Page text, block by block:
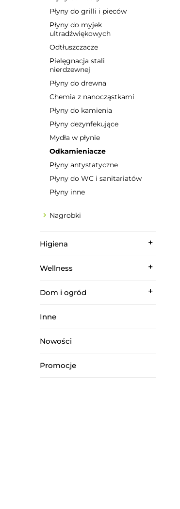
Płyny do grilli i pieców
Płyny do myjek
ultradźwiękowych
Odtłuszczacze
Pielęgnacja stali
nierdzewnej
Płyny do drewna
Chemia z nanocząstkami
Płyny do kamienia
Płyny dezynfekujące
Mydła w płynie
Odkamieniacze
Płyny antystatyczne
Płyny do WC i sanitariatów
Płyny inne
Nagrobki
Higiena
Wellness
Dom i ogród
Inne
Nowości
Promocje